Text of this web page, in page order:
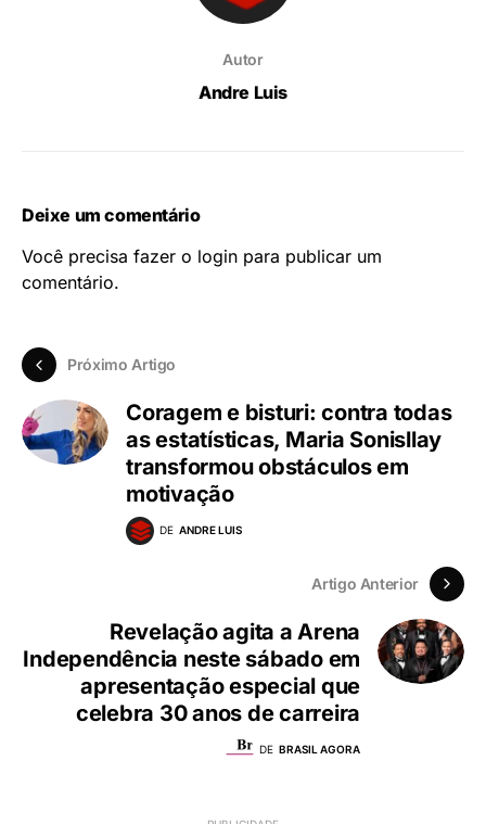
Autor
Andre Luis
Deixe um comentário
Você precisa fazer o login para publicar um
comentário.
Próximo Artigo
Coragem e bisturi: contra todas
as estatísticas, Maria Sonisllay
transformou obstáculos em
motivação
DE ANDRE LUIS
Artigo Anterior
Revelação agita a Arena
Independência neste sábado em
apresentação especial que
celebra 30 anos de carreira
DE BRASIL AGORA